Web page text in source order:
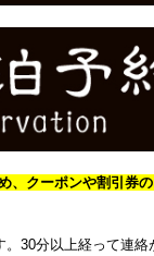
、クーポンや割引券
30分以上経って連